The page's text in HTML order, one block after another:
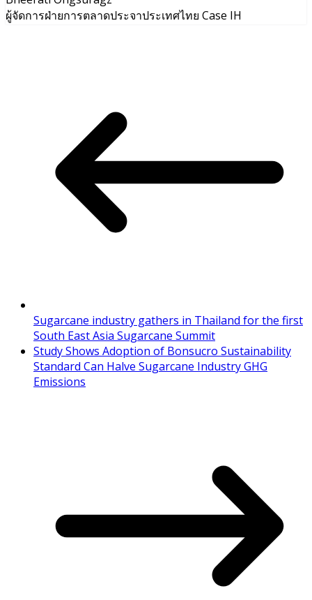
ผู้จัดการฝ่ายการตลาดประจาประเทศไทย Case IH
Sugarcane industry gathers in Thailand for the first
South East Asia Sugarcane Summit
Study Shows Adoption of Bonsucro Sustainability
Standard Can Halve Sugarcane Industry GHG
Emissions